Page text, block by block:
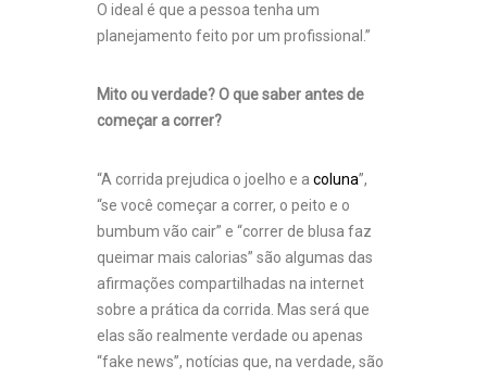
O ideal é que a pessoa tenha um
planejamento feito por um profissional.”
Mito ou verdade? O que saber antes de
começar a correr?
“A corrida prejudica o joelho e a coluna”,
“se você começar a correr, o peito e o
bumbum vão cair” e “correr de blusa faz
queimar mais calorias” são algumas das
afirmações compartilhadas na internet
sobre a prática da corrida. Mas será que
elas são realmente verdade ou apenas
“fake news”, notícias que, na verdade, são